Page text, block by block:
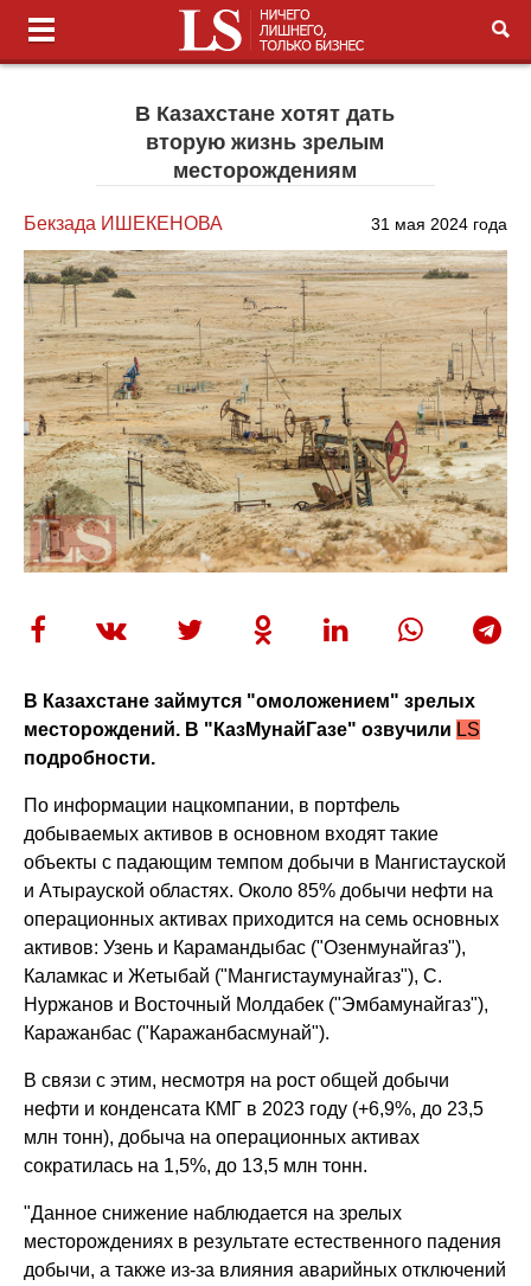
В Казахстане хотят дать
вторую жизнь зрелым
месторождениям
Бекзада ИШЕКЕНОВА 31 мая 2024 года
В Казахстане займутся "омоложением" зрелых
месторождений. В "КазМунайГазе" озвучили LS
подробности.
По информации нацкомпании, в портфель
добываемых активов в основном входят такие
объекты с падающим темпом добычи в Мангистауской
и Атырауской областях. Около 85% добычи нефти на
операционных активах приходится на семь основных
активов: Узень и Карамандыбас ("Озенмунайгаз"),
Каламкас и Жетыбай ("Мангистаумунайгаз"), С.
Нуржанов и Восточный Молдабек ("Эмбамунайгаз"),
Каражанбас ("Каражанбасмунай").
В связи с этим, несмотря на рост общей добычи
нефти и конденсата КМГ в 2023 году (+6,9%, до 23,5
млн тонн), добыча на операционных активах
сократилась на 1,5%, до 13,5 млн тонн.
"Данное снижение наблюдается на зрелых
месторождениях в результате естественного падения
добычи, а также из-за влияния аварийных отключений